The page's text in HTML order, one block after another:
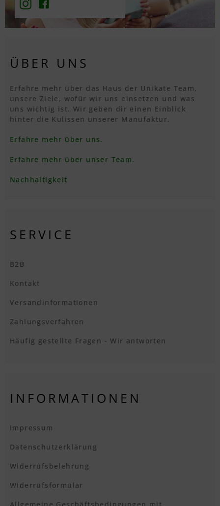
ÜBER UNS
Erfahre mehr über das Haus der Unikate Team,
unsere Ziele, wofür wir uns einsetzen und was
uns wichtig ist. Wir geben dir einen Einblick
hinter die Kulissen unserer Manufaktur.
Erfahre mehr über uns.
Erfahre mehr über unser Team.
Nachhaltigkeit
SERVICE
B2B
Kontakt
Versandinformationen
Zahlungsverfahren
Häufig gestellte Fragen - Wir antworten
INFORMATIONEN
Impressum
Datenschutzerklärung
Widerrufsbelehrung
Widerrufsformular